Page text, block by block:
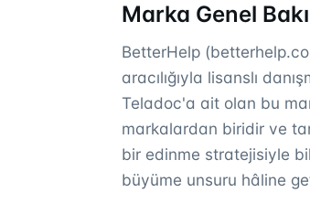
Marka Genel
BetterHelp
aracılığıyla lisanslı
Teladoc'a ait olan bu
markalardan biridir ve
bir edinme stratejisiyle
büyüme unsuru hâline